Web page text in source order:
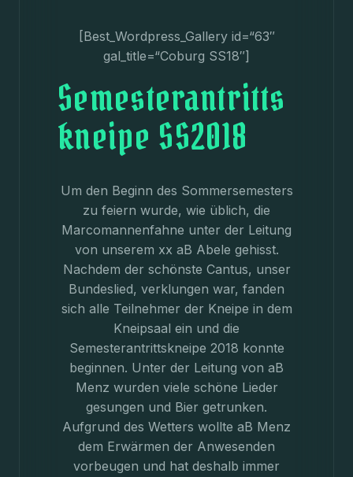
[Best_Wordpress_Gallery id=“63″
gal_title=“Coburg SS18″]
Semesterantritts
kneipe SS2018
Um den Beginn des Sommersemesters
zu feiern wurde, wie üblich, die
Marcomannenfahne unter der Leitung
von unserem xx aB Abele gehisst.
Nachdem der schönste Cantus, unser
Bundeslied, verklungen war, fanden
sich alle Teilnehmer der Kneipe in dem
Kneipsaal ein und die
Semesterantrittskneipe 2018 konnte
beginnen. Unter der Leitung von aB
Menz wurden viele schöne Lieder
gesungen und Bier getrunken.
Aufgrund des Wetters wollte aB Menz
dem Erwärmen der Anwesenden
vorbeugen und hat deshalb immer